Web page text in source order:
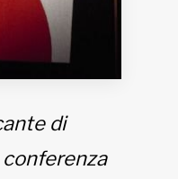
di
conferenza